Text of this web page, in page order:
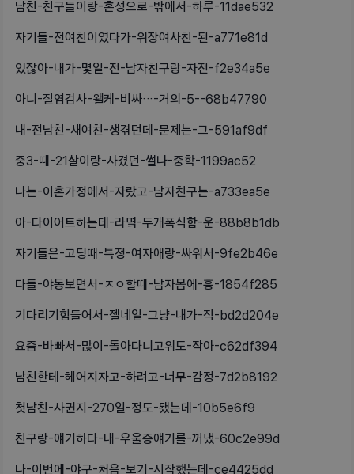
남친-친구들이랑-혼성으로-밖에서-하루-11dae532
자기들-전여친이였다가-위장여사친-된-a771e81d
있잖아-내가-몇일-전-남자친구랑-자전-f2e34a5e
아니-질염검사-왤케-비싸…-거의-5--68b47790
내-전남친-새여친-생겪던데-문제는-그-591af9df
중3-때-21살이랑-사겼던-썰나-중학-1199ac52
나는-이혼가정에서-자랐고-남자친구는-a733ea5e
아-다이어트하는데-라몈-두개폭식함-운-88b8b1db
자기들은-고딩때-특정-여자애랑-싸워서-9fe2b46e
다들-야동보면서-ㅈㅇ할때-남자몸에-흥-1854f285
기다리기힘들어서-젤네일-그냥-내가-직-bd2d204e
요즘-바빠서-많이-돌아다니고위도-작아-c62df394
남친한테-헤어지자고-하려고-너무-감정-7d2b8192
첫남친-사귄지-270일-정도-됐는데-10b5e6f9
친구랑-얘기하다-내-우울증얘기를-꺼냈-60c2e99d
나-이번에-야구-처음-보기-시작했는데-ce4425dd